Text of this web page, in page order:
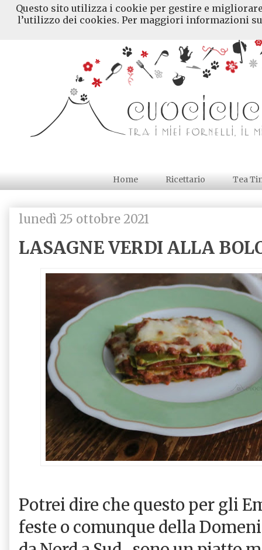
Home Ricettario Tea
lunedì 25 ottobre 2021
LASAGNE VERDI ALLA
Potrei dire che questo per gli
feste o comunque della
Questo sito utilizza i cookie per gestire e
l’utilizzo dei cookies. Per maggiori informazioni